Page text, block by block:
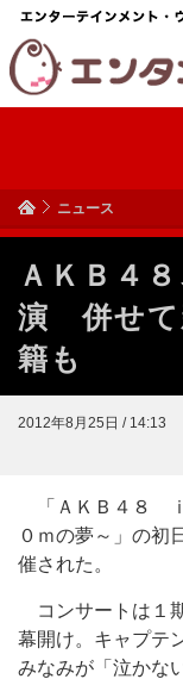
ニュース
ＡＫＢ４
演 併せて
籍も
2012年8月25日 / 14:13
「ＡＫＢ４８
０ｍの夢～」の初
催された。
コンサートは１
幕開け。キャプテ
みなみが「泣かな